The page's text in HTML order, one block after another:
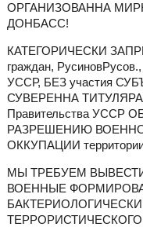
ОРГАНИЗОВАННА
ДОНБАСС!
КАТЕГОРИЧЕСКИ
граждан,
УССР, БЕЗ участия
СУВЕРЕННА ТИТУЛЯРА
Правительства
РАЗРЕШЕНИЮ
ОККУПАЦИИ
МЫ ТРЕБУЕМ
ВОЕННЫЕ